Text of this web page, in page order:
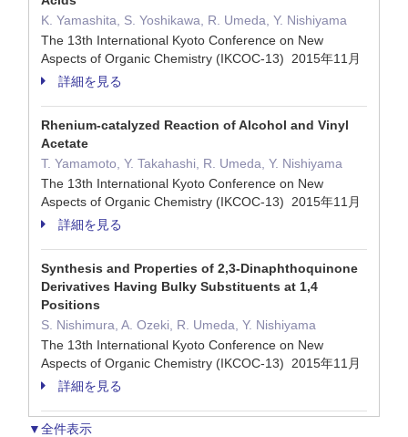
K. Yamashita, S. Yoshikawa, R. Umeda, Y. Nishiyama
The 13th International Kyoto Conference on New
Aspects of Organic Chemistry (IKCOC-13) 2015年11月
詳細を見る
Rhenium-catalyzed Reaction of Alcohol and Vinyl
Acetate
T. Yamamoto, Y. Takahashi, R. Umeda, Y. Nishiyama
The 13th International Kyoto Conference on New
Aspects of Organic Chemistry (IKCOC-13) 2015年11月
詳細を見る
Synthesis and Properties of 2,3-Dinaphthoquinone
Derivatives Having Bulky Substituents at 1,4
Positions
S. Nishimura, A. Ozeki, R. Umeda, Y. Nishiyama
The 13th International Kyoto Conference on New
Aspects of Organic Chemistry (IKCOC-13) 2015年11月
詳細を見る
▼全件表示